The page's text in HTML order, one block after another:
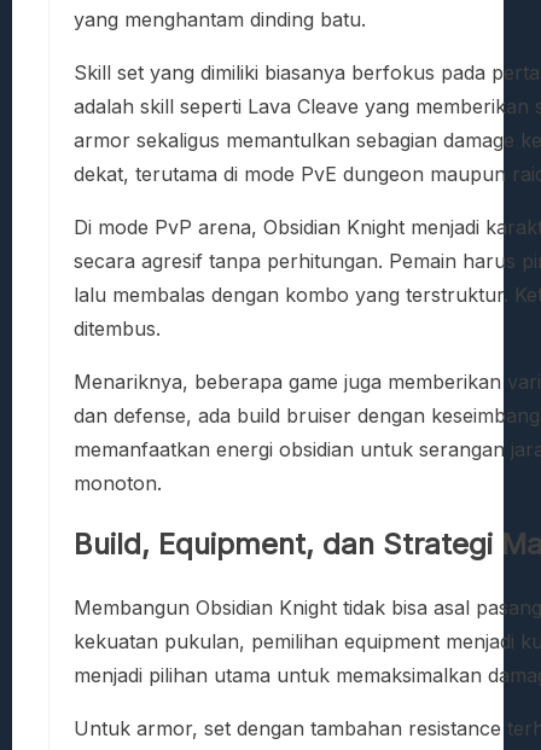
yang menghantam dinding batu.
Skill set yang dimiliki biasanya berfokus pada
adalah skill seperti Lava Cleave yang
armor sekaligus memantulkan sebagian damage
dekat, terutama di mode PvE dungeon maupun
Di mode PvP arena, Obsidian Knight menjadi
secara agresif tanpa perhitungan. Pemain harus
lalu membalas dengan kombo yang terstruktur.
ditembus.
Menariknya, beberapa game juga memberikan
dan defense, ada build bruiser dengan
memanfaatkan energi obsidian untuk serangan
monoton.
Build, Equipment, dan Strategi
Membangun Obsidian Knight tidak bisa asal
kekuatan pukulan, pemilihan equipment menjadi
menjadi pilihan utama untuk memaksimalkan
Untuk armor, set dengan tambahan resistance